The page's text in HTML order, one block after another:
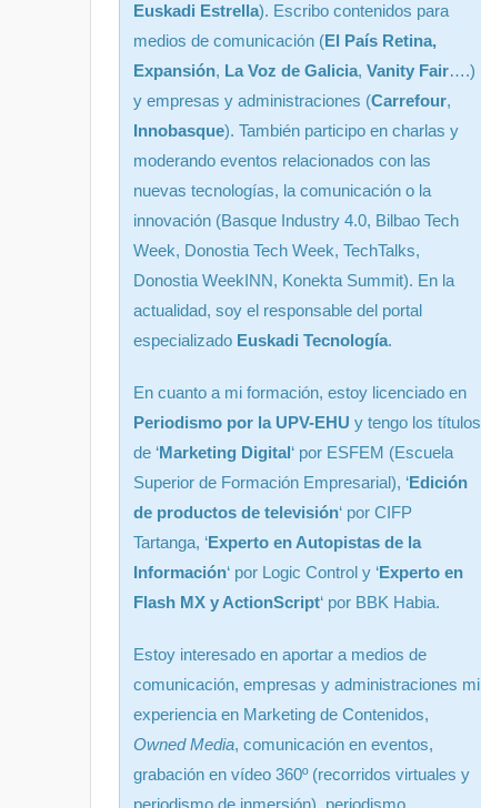
Euskadi Estrella). Escribo contenidos para
medios de comunicación (El País Retina,
Expansión, La Voz de Galicia, Vanity Fair….)
y empresas y administraciones (Carrefour,
Innobasque). También participo en charlas y
moderando eventos relacionados con las
nuevas tecnologías, la comunicación o la
innovación (Basque Industry 4.0, Bilbao Tech
Week, Donostia Tech Week, TechTalks,
Donostia WeekINN, Konekta Summit). En la
actualidad, soy el responsable del portal
especializado Euskadi Tecnología.
En cuanto a mi formación, estoy licenciado en
Periodismo por la UPV-EHU y tengo los títulos
de ‘Marketing Digital‘ por ESFEM (Escuela
Superior de Formación Empresarial), ‘Edición
de productos de televisión‘ por CIFP
Tartanga, ‘Experto en Autopistas de la
Información‘ por Logic Control y ‘Experto en
Flash MX y ActionScript‘ por BBK Habia.
Estoy interesado en aportar a medios de
comunicación, empresas y administraciones mi
experiencia en Marketing de Contenidos,
Owned Media, comunicación en eventos,
grabación en vídeo 360º (recorridos virtuales y
periodismo de inmersión), periodismo